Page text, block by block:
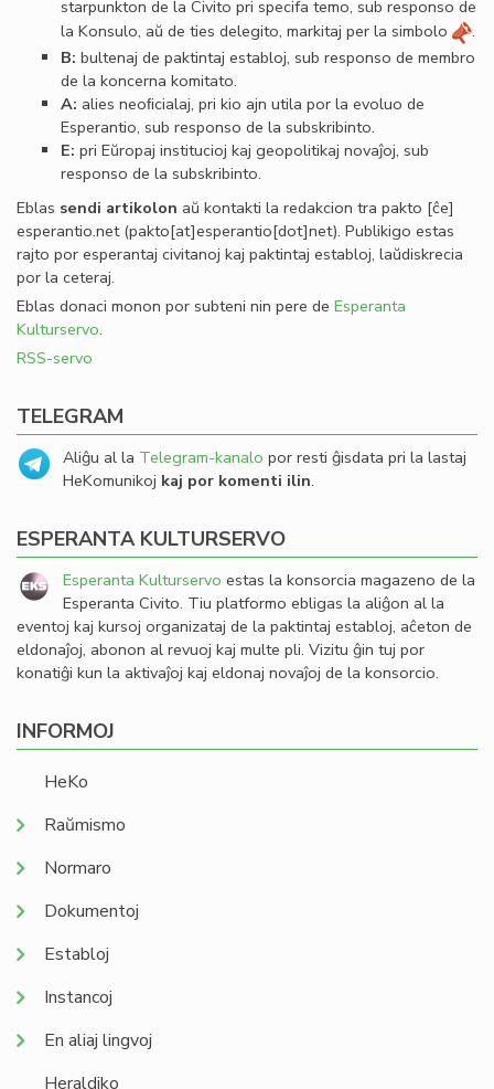
starpunkton de la Civito pri specifa temo, sub responso de
la Konsulo, aŭ de ties delegito, markitaj per la simbolo
.
B: bultenaj de paktintaj establoj, sub responso de membro
de la koncerna komitato.
A: alies neoﬁcialaj, pri kio ajn utila por la evoluo de
Esperantio, sub responso de la subskribinto.
E: pri Eŭropaj institucioj kaj geopolitikaj novaĵoj, sub
responso de la subskribinto.
Eblas sendi artikolon aŭ kontakti la redakcion tra pakto [ĉe]
esperantio.net(pakto[at]esperantio[dot]net). Publikigo estas
rajto por esperantaj civitanoj kaj paktintaj establoj, laŭdiskrecia
por la ceteraj.
Eblas donaci monon por subteni nin pere de Esperanta
Kulturservo.
RSS-servo
TELEGRAM
Aliĝu al la Telegram-kanalo por resti ĝisdata pri la lastaj
HeKomunikoj kaj por komenti ilin.
ESPERANTA KULTURSERVO
Esperanta Kulturservo estas la konsorcia magazeno de la
Esperanta Civito. Tiu platformo ebligas la aliĝon al la
eventoj kaj kursoj organizataj de la paktintaj establoj, aĉeton de
eldonaĵoj, abonon al revuoj kaj multe pli. Vizitu ĝin tuj por
konatiĝi kun la aktivaĵoj kaj eldonaj novaĵoj de la konsorcio.
INFORMOJ
HeKo
Raŭmismo
Normaro
Dokumentoj
Establoj
Instancoj
En aliaj lingvoj
Heraldiko